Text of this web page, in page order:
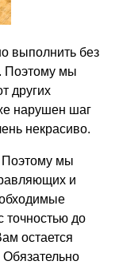
выполнить без
Поэтому мы
других
нарушен шаг
некрасиво.
Поэтому мы
и
точностью до
остается
Обязательно